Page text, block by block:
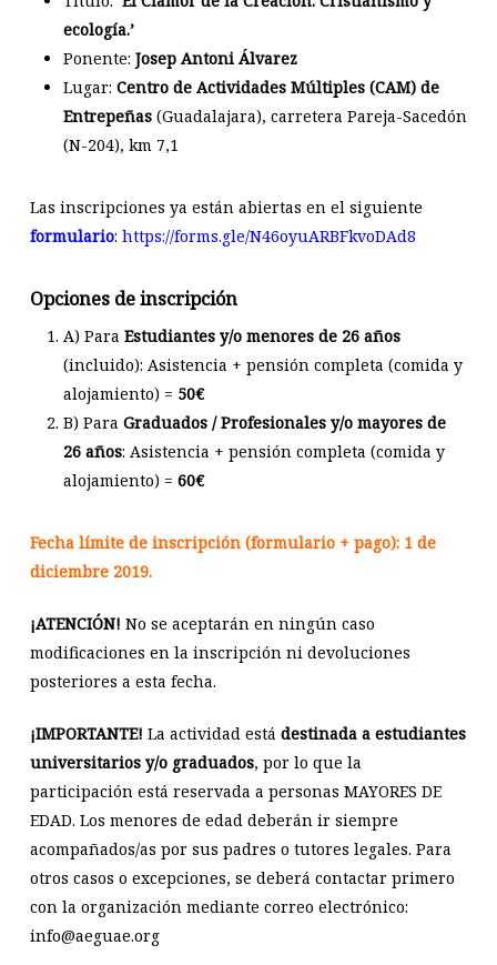
ecología.’
Ponente: Josep Antoni Álvarez
Lugar: Centro de Actividades Múltiples (CAM) de
Entrepeñas (Guadalajara), carretera Pareja-Sacedón
(N-204), km 7,1
Las inscripciones ya están abiertas en el siguiente
formulario: https://forms.gle/N46oyuARBFkvoDAd8
Opciones de inscripción
A) Para Estudiantes y/o menores de 26 años
(incluido): Asistencia + pensión completa (comida y
alojamiento) = 50€
B) Para Graduados / Profesionales y/o mayores de
26 años: Asistencia + pensión completa (comida y
alojamiento) = 60€
Fecha límite de inscripción (formulario + pago): 1 de
diciembre 2019.
¡ATENCIÓN! No se aceptarán en ningún caso
modificaciones en la inscripción ni devoluciones
posteriores a esta fecha.
¡IMPORTANTE! La actividad está destinada a estudiantes
universitarios y/o graduados, por lo que la
participación está reservada a personas MAYORES DE
EDAD. Los menores de edad deberán ir siempre
acompañados/as por sus padres o tutores legales. Para
otros casos o excepciones, se deberá contactar primero
con la organización mediante correo electrónico:
info@aeguae.org